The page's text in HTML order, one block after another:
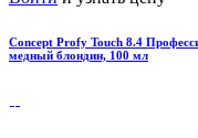
Concept Profy Touch 8.4
медный блондин, 100 мл